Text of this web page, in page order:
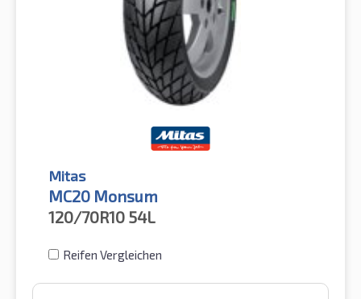
Mitas
MC20 Monsum
120/70R10 54L
Reifen Vergleichen